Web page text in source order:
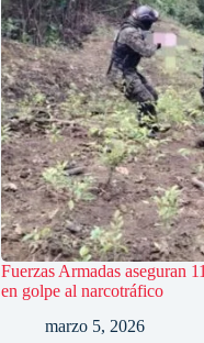
Fuerzas Armadas aseguran
en golpe al narcotráfico
marzo 5, 2026